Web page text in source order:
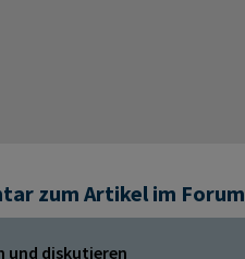
zum Artikel im Forum
und diskutieren